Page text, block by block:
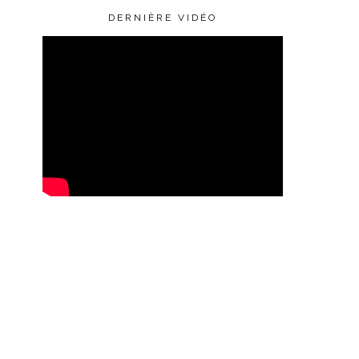
DERNIÈRE VIDÉO